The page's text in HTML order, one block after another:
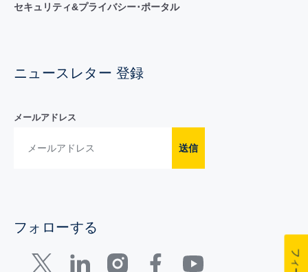
セキュリティ&プライバシー･ポータル
ニュースレター 登録
メールアドレス
送信
フォローする